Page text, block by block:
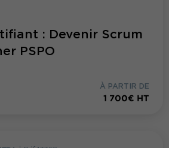
: Devenir Scrum
PSPO
À PARTIR DE
1 700€ HT